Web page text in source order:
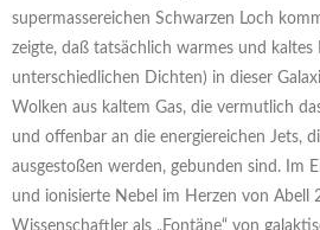
supermassereichen Schwarzen Loch
zeigte, daß tatsächlich warmes und
unterschiedlichen Dichten) in dieser
Wolken aus kaltem Gas, die vermutlich
und offenbar an die energiereichen Jets,
ausgestoßen werden, gebunden sind. Im
und ionisierte Nebel im Herzen von Abell
Wissenschaftler als „Fontäne“ von